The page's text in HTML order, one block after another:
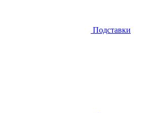
Подставки